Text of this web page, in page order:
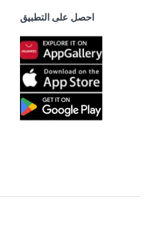
احصل على التطبيق